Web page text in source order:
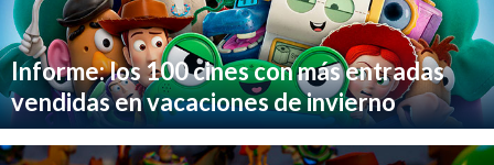
Informe: los 100 cines con más entradas
vendidas en vacaciones de invierno